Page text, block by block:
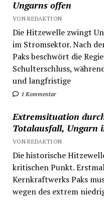
Ungarns offen
VON REDAKTION
Die Hitzewelle zwingt
im Stromsektor. Nach
Paks beschwört die
Schulterschluss,
und langfristige
1 Kommentar
Extremsituation
Totalausfall, Ungarn
VON REDAKTION
Die historische
kritischen Punkt.
Kernkraftwerks Paks
wegen des extrem